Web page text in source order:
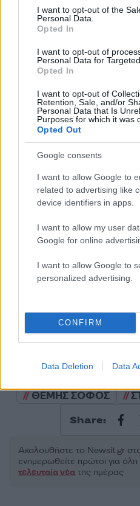
consent section.
I want to opt-out of the
Personal Data.
Opted In
I want to opt-out of
Personal Data for
Opted In
I want to opt-out of
Retention, Sale, and/or
Personal Data that Is
Purposes for which it was
Opted Out
Google consents
I want to allow Google to
related to advertising like
device identifiers in apps.
I want to allow my user
Google for online
I want to allow Google to
personalized advertising.
CONFIRM
Data Deletion Data
Σχόλια
Υποβολή
Όροι Χρήσης
ΘΕΜΗΣ ΣΟΦΟΣ
Share:
Ακολουθήστε το Νewsit.gr
ενημερωθείτε πρώτοι για
τελευταία νέα της ημέρας
Marfin: «Δεν υπάρχει
ταυτοποίηση» λέει ο
δικηγόρος της 46χρονης –
Η ξανθιά κοτσίδα και η
εξέταση του 2022 για την
ίδια υπόθεση